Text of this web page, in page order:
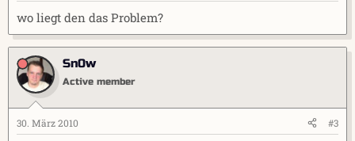
wo liegt den das Problem?
Sn0w
Active member
30. März 2010 #3